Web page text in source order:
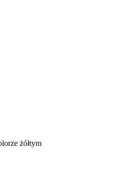
żółtym